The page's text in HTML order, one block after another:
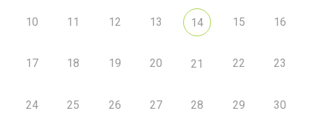
10 11 12 13 14 15 16
17 18 19 20 21 22 23
24 25 26 27 28 29 30